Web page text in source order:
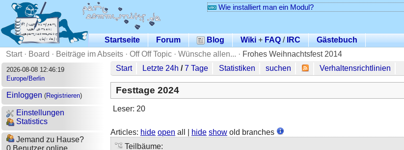
Wie installiert man ein Modul?
Startseite Forum Blog Wiki+ FAQ /IRC
Gästebuch
Start· Board · Beiträge im Abseits · Off Off Topic · Wünsche allen... · Frohes Weihnachtsfest 2014
2026-08-08 12:46:19
Europe/Berlin
Einloggen (Registrieren)
Einstellungen
Statistics
Jemand zu Hause?
Start Letzte 24h /7 Tage Statistiken suchen Verhaltensrichtlinien
Festtage 2024
Leser: 20
Articles: hide open all | hide show old branches
Teilbäume: